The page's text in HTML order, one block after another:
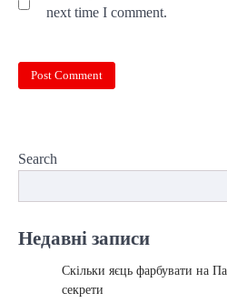
next time I comment.
Search
Недавні записи
Скільки яєць фарбувати на
секрети